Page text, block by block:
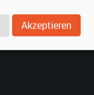
Akzeptieren